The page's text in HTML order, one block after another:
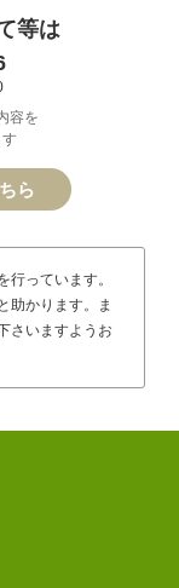
等は
容を
ら
っています。
助かります。ま
さいますようお